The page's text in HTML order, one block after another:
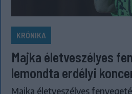
KRÓNIKA
Majka életveszélyes
lemondta erdélyi
Majka életveszélyes